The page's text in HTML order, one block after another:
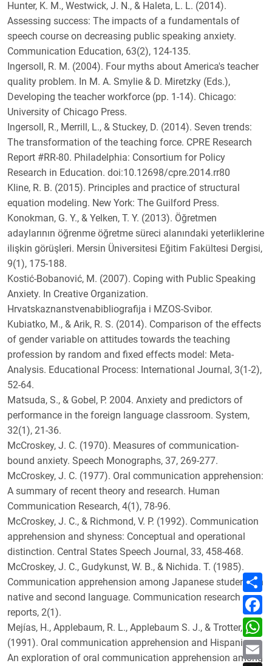
C
o
Hunter, K. M., Westwick, J. N., & Haleta, L. L. (2014).
Assessing success: The impacts of a fundamentals of
speech course on decreasing public speaking anxiety.
Communication Education, 63(2), 124-135.
Ingersoll, R. M. (2004). Four myths about America's teacher
quality problem. In M. A. Smylie & D. Miretzky (Eds.),
Developing the teacher workforce (pp. 1-14). Chicago:
University of Chicago Press.
Ingersoll, R., Merrill, L., & Stuckey, D. (2014). Seven trends:
The transformation of the teaching force. CPRE Research
Report #RR-80. Philadelphia: Consortium for Policy
Research in Education. doi:10.12698/cpre.2014.rr80
Kline, R. B. (2015). Principles and practice of structural
equation modeling. New York: The Guilford Press.
Konokman, G. Y., & Yelken, T. Y. (2013). Öğretmen
adaylarının öğrenme öğretme süreci alanındaki yeterliklerine
ilişkin görüşleri. Mersin Üniversitesi Eğitim Fakültesi Dergisi,
9(1), 175-188.
Kostić-Bobanović, M. (2007). Coping with Public Speaking
Anxiety. In Creative Organization.
Hrvatskaznanstvenabibliografija i MZOS-Svibor.
Kubiatko, M., & Arik, R. S. (2014). Comparison of the effects
of gender variable on attitudes towards the teaching
profession by random and fixed effects model: Meta-
Analysis. Educational Process: International Journal, 3(1-2),
52-64.
Matsuda, S., & Gobel, P. 2004. Anxiety and predictors of
performance in the foreign language classroom. System,
32(1), 21-36.
McCroskey, J. C. (1970). Measures of communication-
bound anxiety. Speech Monographs, 37, 269-277.
McCroskey, J. C. (1977). Oral communication apprehension:
A summary of recent theory and research. Human
Communication Research, 4(1), 78-96.
McCroskey, J. C., & Richmond, V. P. (1992). Communication
apprehension and shyness: Conceptual and operational
distinction. Central States Speech Journal, 33, 458-468.
McCroskey, J. C., Gudykunst, W. B., & Nichida. T. (1985).
Communication apprehension among Japanese students in
native and second language. Communication research
reports, 2(1).
Mejías, H., Applebaum, R. L., Applebaum S. J., & Trotter, R. T.
(1991). Oral communication apprehension and Hispanics:
An exploration of oral communication apprehension among